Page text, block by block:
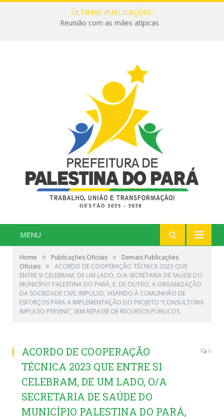
ÚLTIMAS PUBLICAÇÕES:
Reunião com as mães atípicas
MENU
Home » Publicações Oficiais »
Demais Publicações
Oficiais »
ACORDO DE COOPERAÇÃO TÉCNICA 2023 QUE
ENTRE SI CELEBRAM, DE UM LADO, O/A SECRETARIA DE SAÚDE DO
MUNICÍPIO PALESTINA DO PARÁ, E, DE OUTRO, A ORGANIZAÇÃO
DA SOCIEDADE CIVIL IMPULSO, VISANDO À COMUNHÃO DE
ESFORÇOS PARA A IMPLEMENTAÇÃO DO PROJETO “CONSULTORIA
IMPULSO PREVINE”, SEM REPASSE DE RECURSOS PÚBLICOS.
ACORDO DE COOPERAÇÃO
TÉCNICA 2023 QUE ENTRE SI
CELEBRAM, DE UM LADO, O/A
SECRETARIA DE SAÚDE DO
MUNICÍPIO PALESTINA DO PARÁ,
0